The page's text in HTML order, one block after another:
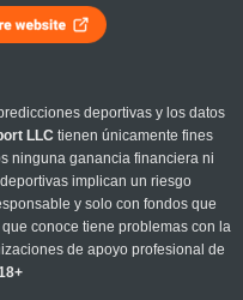
deportivas y los datos
LLC tienen únicamente fines
ninguna ganancia financiera ni
implican un riesgo
y solo con fondos que
conoce tiene problemas con la
de apoyo profesional de